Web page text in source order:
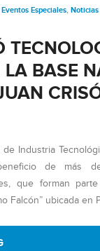
Eventos Especiales, Noticias
BASE
Industria
de más
que forman
Falcón” ubicada en